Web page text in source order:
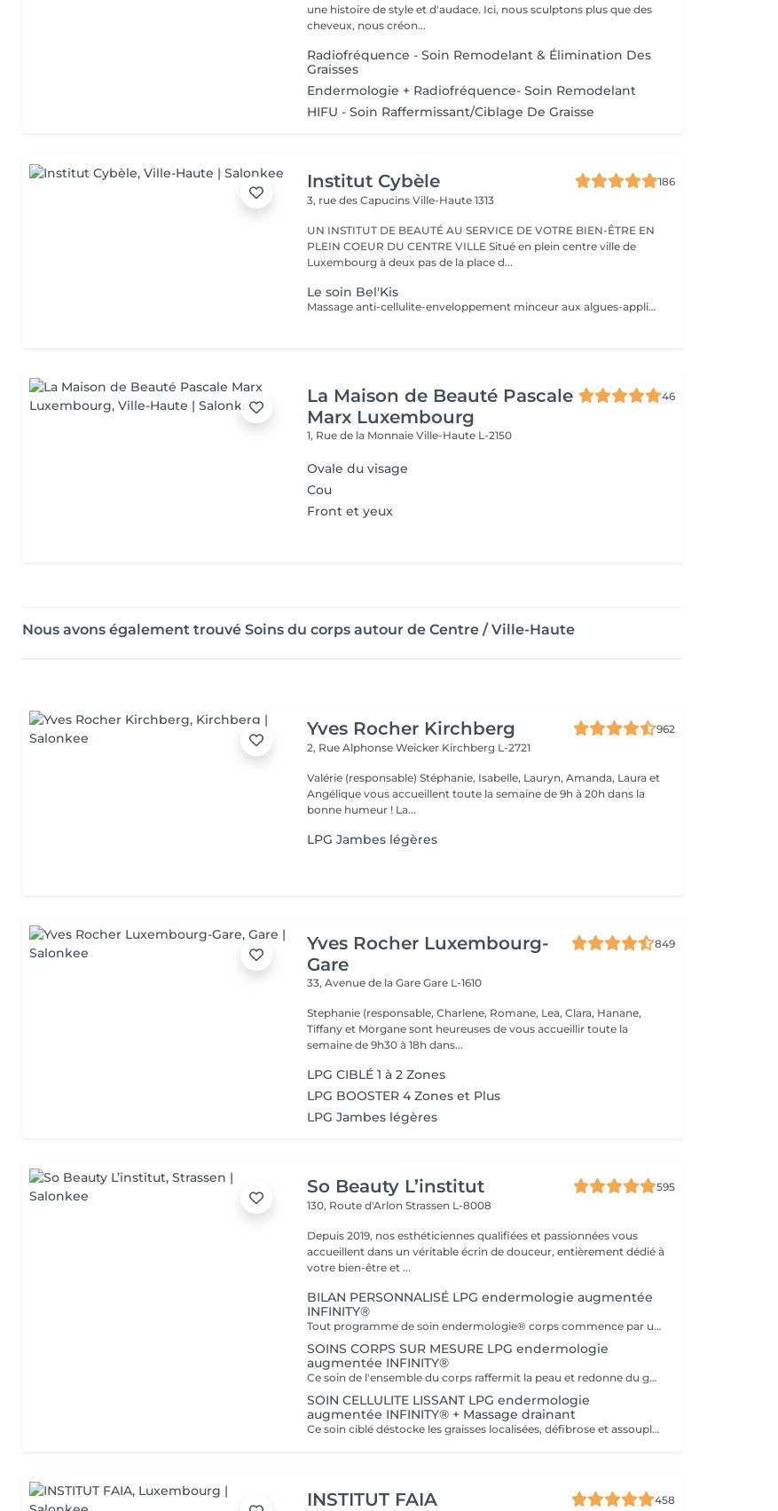
une histoire de style et d'audace. Ici, nous sculptons plus que des
cheveux, nous créon...
Radiofréquence - Soin Remodelant & Élimination Des
Graisses
Endermologie + Radiofréquence- Soin Remodelant
HIFU - Soin Raffermissant/Ciblage De Graisse
Institut Cybèle
186
3, rue des CapucinsVille-Haute 1313
UN INSTITUT DE BEAUTÉ AU SERVICE DE VOTRE BIEN-ÊTRE EN
PLEIN COEUR DU CENTRE VILLE Situé en plein centre ville de
Luxembourg à deux pas de la place d...
Le soin Bel'Kis
Massage anti-cellulite-enveloppement minceur aux algues-application de gel cryogène. La légende désigne Belkis (la reine de Saba) d'allure souple et élégante, comme l'un des symboles de la beauté. Le soin Belkis est un soin spécifique minceur complet : amincissant-raffermissant-drainant, à base d'huiles essentielles de citron et cyprès, caféine et algues laminaires. Soin très puissant car au maximum de concentration des huiles essentielles autorisés.
La Maison de Beauté Pascale
Marx Luxembourg
46
1, Rue de la MonnaieVille-Haute L-2150
Ovale du visage
Cou
Front et yeux
Nous avons également trouvé Soins du corps autour de Centre / Ville-Haute
Yves Rocher Kirchberg
962
2, Rue Alphonse Weicker Kirchberg L-2721
Valérie (responsable) Stéphanie, Isabelle, Lauryn, Amanda, Laura et
Angélique vous accueillent toute la semaine de 9h à 20h dans la
bonne humeur ! La...
LPG Jambes légères
Yves Rocher Luxembourg-
Gare
849
33, Avenue de la GareGare L-1610
Stephanie (responsable, Charlene, Romane, Lea, Clara, Hanane,
Tiffany et Morgane sont heureuses de vous accueillir toute la
semaine de 9h30 à 18h dans...
LPG CIBLÉ 1 à 2 Zones
LPG BOOSTER 4 Zones et Plus
LPG Jambes légères
So Beauty L’institut
595
130, Route d'ArlonStrassen L-8008
Depuis 2019, nos esthéticiennes qualifiées et passionnées vous
accueillent dans un véritable écrin de douceur, entièrement dédié à
votre bien-être et ...
BILAN PERSONNALISÉ LPG endermologie augmentée
INFINITY®
Tout programme de soin endermologie® corps commence par un bilan ultra-précis, avec l'application professionnelle ENDERMOLINK. Il se déroule en trois étapes clés : 1. Décryptage de votre mode de vie. 2. Analyse de votre peau. 3. Création de votre programme sur-mesure.
SOINS CORPS SUR MESURE LPG endermologie
augmentée INFINITY®
Ce soin de l'ensemble du corps raffermit la peau et redonne du galbe aux courbes pour retrouver une silhouette resculptée et plus ferme tout en procurant un grand moment de bien-être. DESTOCKE les graisses Grâce à la nouvelle tête de traitement brevetée Alliance, endermologie® permet de cibler et d'affiner les zones rebelles à lexercice et à l'hygiène alimentaire (bras, dos, ventre, taille, cuisses..) tout en s'adaptant précisément aux besoins de chaque peau. LISSE la cellulite La cellulite, qui touche 90 % des femmes même les plus minces et les plus sportives, résulte à la fois dun stockage de graisses dans les adipocytes (cellules graisseuses) et dune rétention d'eau tout autour. RAFFERMIT la peau Variations de poids, grossesses, temps qui passe la peau perd progressivement de sa tonicité et de sa souplesse. Même si ce relâchement cutané concerne tout le corps, certaines zones y sont plus sensibles : intérieur des cuisses, ventre, bras, etc
SOIN CELLULITE LISSANT LPG endermologie
augmentée INFINITY® + Massage drainant
Ce soin ciblé déstocke les graisses localisées, défibrose et assouplit les tissus pour traiter efficacement la cellulite adipeuse et fibreuse tout en procurant un grand moment de bien-être. 40 minutes LPG + 10 minutes de massage drainant/amincissant sur l'avant des jambes.
INSTITUT FAIA
458